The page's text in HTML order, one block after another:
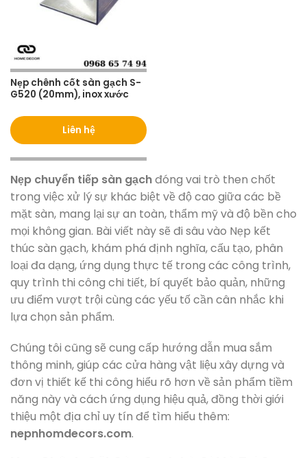
Nẹp chênh cốt sàn gạch S-
G520 (20mm), inox xước
Liên hệ
Nẹp chuyển tiếp sàn gạchđóng vai trò then chốt
trong việc xử lý sự khác biệt về độ cao giữa các bề
mặt sàn, mang lại sự an toàn, thẩm mỹ và độ bền cho
mọi không gian. Bài viết này sẽ đi sâu vào Nẹp kết
thúc sàn gạch, khám phá định nghĩa, cấu tạo, phân
loại đa dạng, ứng dụng thực tế trong các công trình,
quy trình thi công chi tiết, bí quyết bảo quản, những
ưu điểm vượt trội cùng các yếu tố cần cân nhắc khi
lựa chọn sản phẩm.
Chúng tôi cũng sẽ cung cấp hướng dẫn mua sắm
thông minh, giúp các cửa hàng vật liệu xây dựng và
đơn vị thiết kế thi công hiểu rõ hơn về sản phẩm tiềm
năng này và cách ứng dụng hiệu quả, đồng thời giới
thiệu một địa chỉ uy tín để tìm hiểu thêm:
nepnhomdecors.com.